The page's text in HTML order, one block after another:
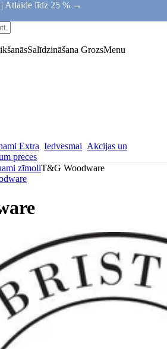
Atlaide līdz 25 % →
Salīdzināšana GrozsMenu
Extra Iedvesmai Akcijas un
preces
zīmoliT&G Woodware